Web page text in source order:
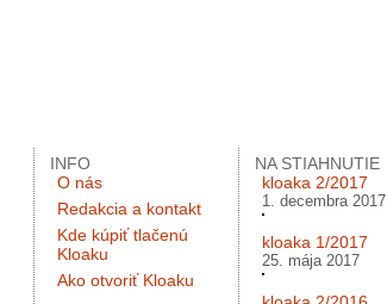
INFO
O nás
Redakcia a kontakt
Kde kúpiť tlačenú
Kloaku
Ako otvoriť Kloaku
NA STIAHNUTIE
kloaka 2/2017
1. decembra 2017
kloaka 1/2017
25. mája 2017